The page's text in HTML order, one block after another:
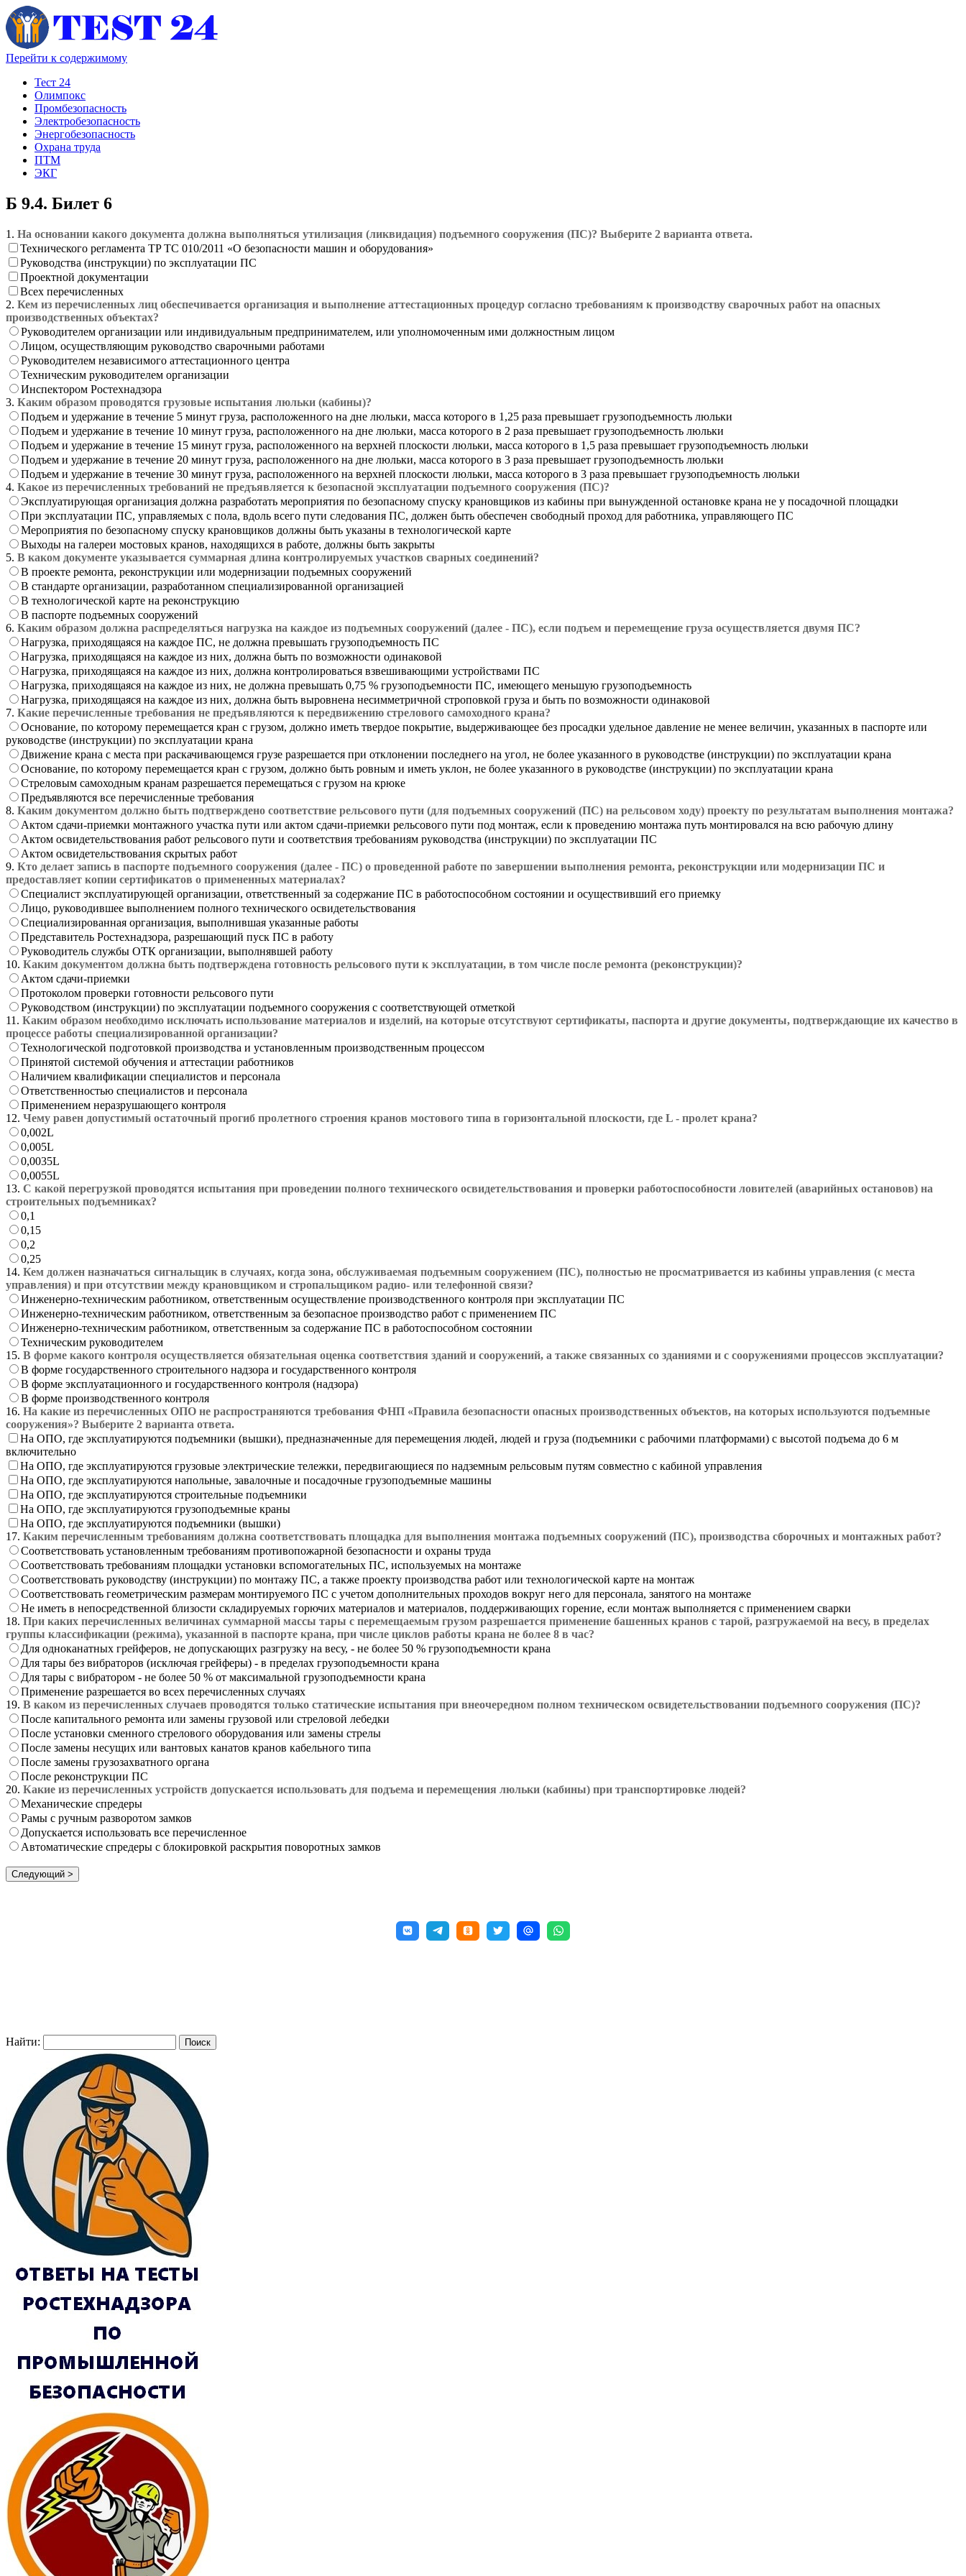
Перейти к содержимому
Тест 24
Олимпокс
Промбезопасность
Электробезопасность
Энергобезопасность
Охрана труда
ПТМ
ЭКГ
Б 9.4. Билет 6
1. На основании какого документа должна выполняться утилизация (ликвидация) подъемного сооружения (ПС)? Выберите 2 варианта ответа.
Технического регламента TP ТС 010/2011 «О безопасности машин и оборудования»
Руководства (инструкции) по эксплуатации ПС
Проектной документации
Всех перечисленных
2. Кем из перечисленных лиц обеспечивается организация и выполнение аттестационных процедур согласно требованиям к производству сварочных работ на опасных
производственных объектах?
Руководителем организации или индивидуальным предпринимателем, или уполномоченным ими должностным лицом
Лицом, осуществляющим руководство сварочными работами
Руководителем независимого аттестационного центра
Техническим руководителем организации
Инспектором Ростехнадзора
3. Каким образом проводятся грузовые испытания люльки (кабины)?
Подъем и удержание в течение 5 минут груза, расположенного на дне люльки, масса которого в 1,25 раза превышает грузоподъемность люльки
Подъем и удержание в течение 10 минут груза, расположенного на дне люльки, масса которого в 2 раза превышает грузоподъемность люльки
Подъем и удержание в течение 15 минут груза, расположенного на верхней плоскости люльки, масса которого в 1,5 раза превышает грузоподъемность люльки
Подъем и удержание в течение 20 минут груза, расположенного на дне люльки, масса которого в 3 раза превышает грузоподъемность люльки
Подъем и удержание в течение 30 минут груза, расположенного на верхней плоскости люльки, масса которого в 3 раза превышает грузоподъемность люльки
4. Какое из перечисленных требований не предъявляется к безопасной эксплуатации подъемного сооружения (ПС)?
Эксплуатирующая организация должна разработать мероприятия по безопасному спуску крановщиков из кабины при вынужденной остановке крана не у посадочной площадки
При эксплуатации ПС, управляемых с пола, вдоль всего пути следования ПС, должен быть обеспечен свободный проход для работника, управляющего ПС
Мероприятия по безопасному спуску крановщиков должны быть указаны в технологической карте
Выходы на галереи мостовых кранов, находящихся в работе, должны быть закрыты
5. В каком документе указывается суммарная длина контролируемых участков сварных соединений?
В проекте ремонта, реконструкции или модернизации подъемных сооружений
В стандарте организации, разработанном специализированной организацией
В технологической карте на реконструкцию
В паспорте подъемных сооружений
6. Каким образом должна распределяться нагрузка на каждое из подъемных сооружений (далее - ПС), если подъем и перемещение груза осуществляется двумя ПС?
Нагрузка, приходящаяся на каждое ПС, не должна превышать грузоподъемность ПС
Нагрузка, приходящаяся на каждое из них, должна быть по возможности одинаковой
Нагрузка, приходящаяся на каждое из них, должна контролироваться взвешивающими устройствами ПС
Нагрузка, приходящаяся на каждое из них, не должна превышать 0,75 % грузоподъемности ПС, имеющего меньшую грузоподъемность
Нагрузка, приходящаяся на каждое из них, должна быть выровнена несимметричной строповкой груза и быть по возможности одинаковой
7. Какие перечисленные требования не предъявляются к передвижению стрелового самоходного крана?
Основание, по которому перемещается кран с грузом, должно иметь твердое покрытие, выдерживающее без просадки удельное давление не менее величин, указанных в паспорте или
руководстве (инструкции) по эксплуатации крана
Движение крана с места при раскачивающемся грузе разрешается при отклонении последнего на угол, не более указанного в руководстве (инструкции) по эксплуатации крана
Основание, по которому перемещается кран с грузом, должно быть ровным и иметь уклон, не более указанного в руководстве (инструкции) по эксплуатации крана
Стреловым самоходным кранам разрешается перемещаться с грузом на крюке
Предъявляются все перечисленные требования
8. Каким документом должно быть подтверждено соответствие рельсового пути (для подъемных сооружений (ПС) на рельсовом ходу) проекту по результатам выполнения монтажа?
Актом сдачи-приемки монтажного участка пути или актом сдачи-приемки рельсового пути под монтаж, если к проведению монтажа путь монтировался на всю рабочую длину
Актом освидетельствования работ рельсового пути и соответствия требованиям руководства (инструкции) по эксплуатации ПС
Актом освидетельствования скрытых работ
9. Кто делает запись в паспорте подъемного сооружения (далее - ПС) о проведенной работе по завершении выполнения ремонта, реконструкции или модернизации ПС и
предоставляет копии сертификатов о примененных материалах?
Специалист эксплуатирующей организации, ответственный за содержание ПС в работоспособном состоянии и осуществивший его приемку
Лицо, руководившее выполнением полного технического освидетельствования
Специализированная организация, выполнившая указанные работы
Представитель Ростехнадзора, разрешающий пуск ПС в работу
Руководитель службы ОТК организации, выполнявшей работу
10. Каким документом должна быть подтверждена готовность рельсового пути к эксплуатации, в том числе после ремонта (реконструкции)?
Актом сдачи-приемки
Протоколом проверки готовности рельсового пути
Руководством (инструкции) по эксплуатации подъемного сооружения с соответствующей отметкой
11. Каким образом необходимо исключать использование материалов и изделий, на которые отсутствуют сертификаты, паспорта и другие документы, подтверждающие их качество в
процессе работы специализированной организации?
Технологической подготовкой производства и установленным производственным процессом
Принятой системой обучения и аттестации работников
Наличием квалификации специалистов и персонала
Ответственностью специалистов и персонала
Применением неразрушающего контроля
12. Чему равен допустимый остаточный прогиб пролетного строения кранов мостового типа в горизонтальной плоскости, где L - пролет крана?
0,002L
0,005L
0,0035L
0,0055L
13. С какой перегрузкой проводятся испытания при проведении полного технического освидетельствования и проверки работоспособности ловителей (аварийных остановов) на
строительных подъемниках?
0,1
0,15
0,2
0,25
14. Кем должен назначаться сигнальщик в случаях, когда зона, обслуживаемая подъемным сооружением (ПС), полностью не просматривается из кабины управления (с места
управления) и при отсутствии между крановщиком и стропальщиком радио- или телефонной связи?
Инженерно-техническим работником, ответственным осуществление производственного контроля при эксплуатации ПС
Инженерно-техническим работником, ответственным за безопасное производство работ с применением ПС
Инженерно-техническим работником, ответственным за содержание ПС в работоспособном состоянии
Техническим руководителем
15. В форме какого контроля осуществляется обязательная оценка соответствия зданий и сооружений, а также связанных со зданиями и с сооружениями процессов эксплуатации?
В форме государственного строительного надзора и государственного контроля
В форме эксплуатационного и государственного контроля (надзора)
В форме производственного контроля
16. На какие из перечисленных ОПО не распространяются требования ФНП «Правила безопасности опасных производственных объектов, на которых используются подъемные
сооружения»? Выберите 2 варианта ответа.
На ОПО, где эксплуатируются подъемники (вышки), предназначенные для перемещения людей, людей и груза (подъемники с рабочими платформами) с высотой подъема до 6 м
включительно
На ОПО, где эксплуатируются грузовые электрические тележки, передвигающиеся по надземным рельсовым путям совместно с кабиной управления
На ОПО, где эксплуатируются напольные, завалочные и посадочные грузоподъемные машины
На ОПО, где эксплуатируются строительные подъемники
На ОПО, где эксплуатируются грузоподъемные краны
На ОПО, где эксплуатируются подъемники (вышки)
17. Каким перечисленным требованиям должна соответствовать площадка для выполнения монтажа подъемных сооружений (ПС), производства сборочных и монтажных работ?
Соответствовать установленным требованиям противопожарной безопасности и охраны труда
Соответствовать требованиям площадки установки вспомогательных ПС, используемых на монтаже
Соответствовать руководству (инструкции) по монтажу ПС, а также проекту производства работ или технологической карте на монтаж
Соответствовать геометрическим размерам монтируемого ПС с учетом дополнительных проходов вокруг него для персонала, занятого на монтаже
Не иметь в непосредственной близости складируемых горючих материалов и материалов, поддерживающих горение, если монтаж выполняется с применением сварки
18. При каких перечисленных величинах суммарной массы тары с перемещаемым грузом разрешается применение башенных кранов с тарой, разгружаемой на весу, в пределах
группы классификации (режима), указанной в паспорте крана, при числе циклов работы крана не более 8 в час?
Для одноканатных грейферов, не допускающих разгрузку на весу, - не более 50 % грузоподъемности крана
Для тары без вибраторов (исключая грейферы) - в пределах грузоподъемности крана
Для тары с вибратором - не более 50 % от максимальной грузоподъемности крана
Применение разрешается во всех перечисленных случаях
19. В каком из перечисленных случаев проводятся только статические испытания при внеочередном полном техническом освидетельствовании подъемного сооружения (ПС)?
После капитального ремонта или замены грузовой или стреловой лебедки
После установки сменного стрелового оборудования или замены стрелы
После замены несущих или вантовых канатов кранов кабельного типа
После замены грузозахватного органа
После реконструкции ПС
20. Какие из перечисленных устройств допускается использовать для подъема и перемещения люльки (кабины) при транспортировке людей?
Механические спредеры
Рамы с ручным разворотом замков
Допускается использовать все перечисленное
Автоматические спредеры с блокировкой раскрытия поворотных замков
Найти: